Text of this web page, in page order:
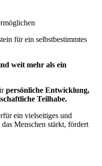
für ein selbstbestimmtes
weit mehr als ein
persönliche Entwicklung,
Teilhabe.
ein vielseitiges und
Menschen stärkt, fördert